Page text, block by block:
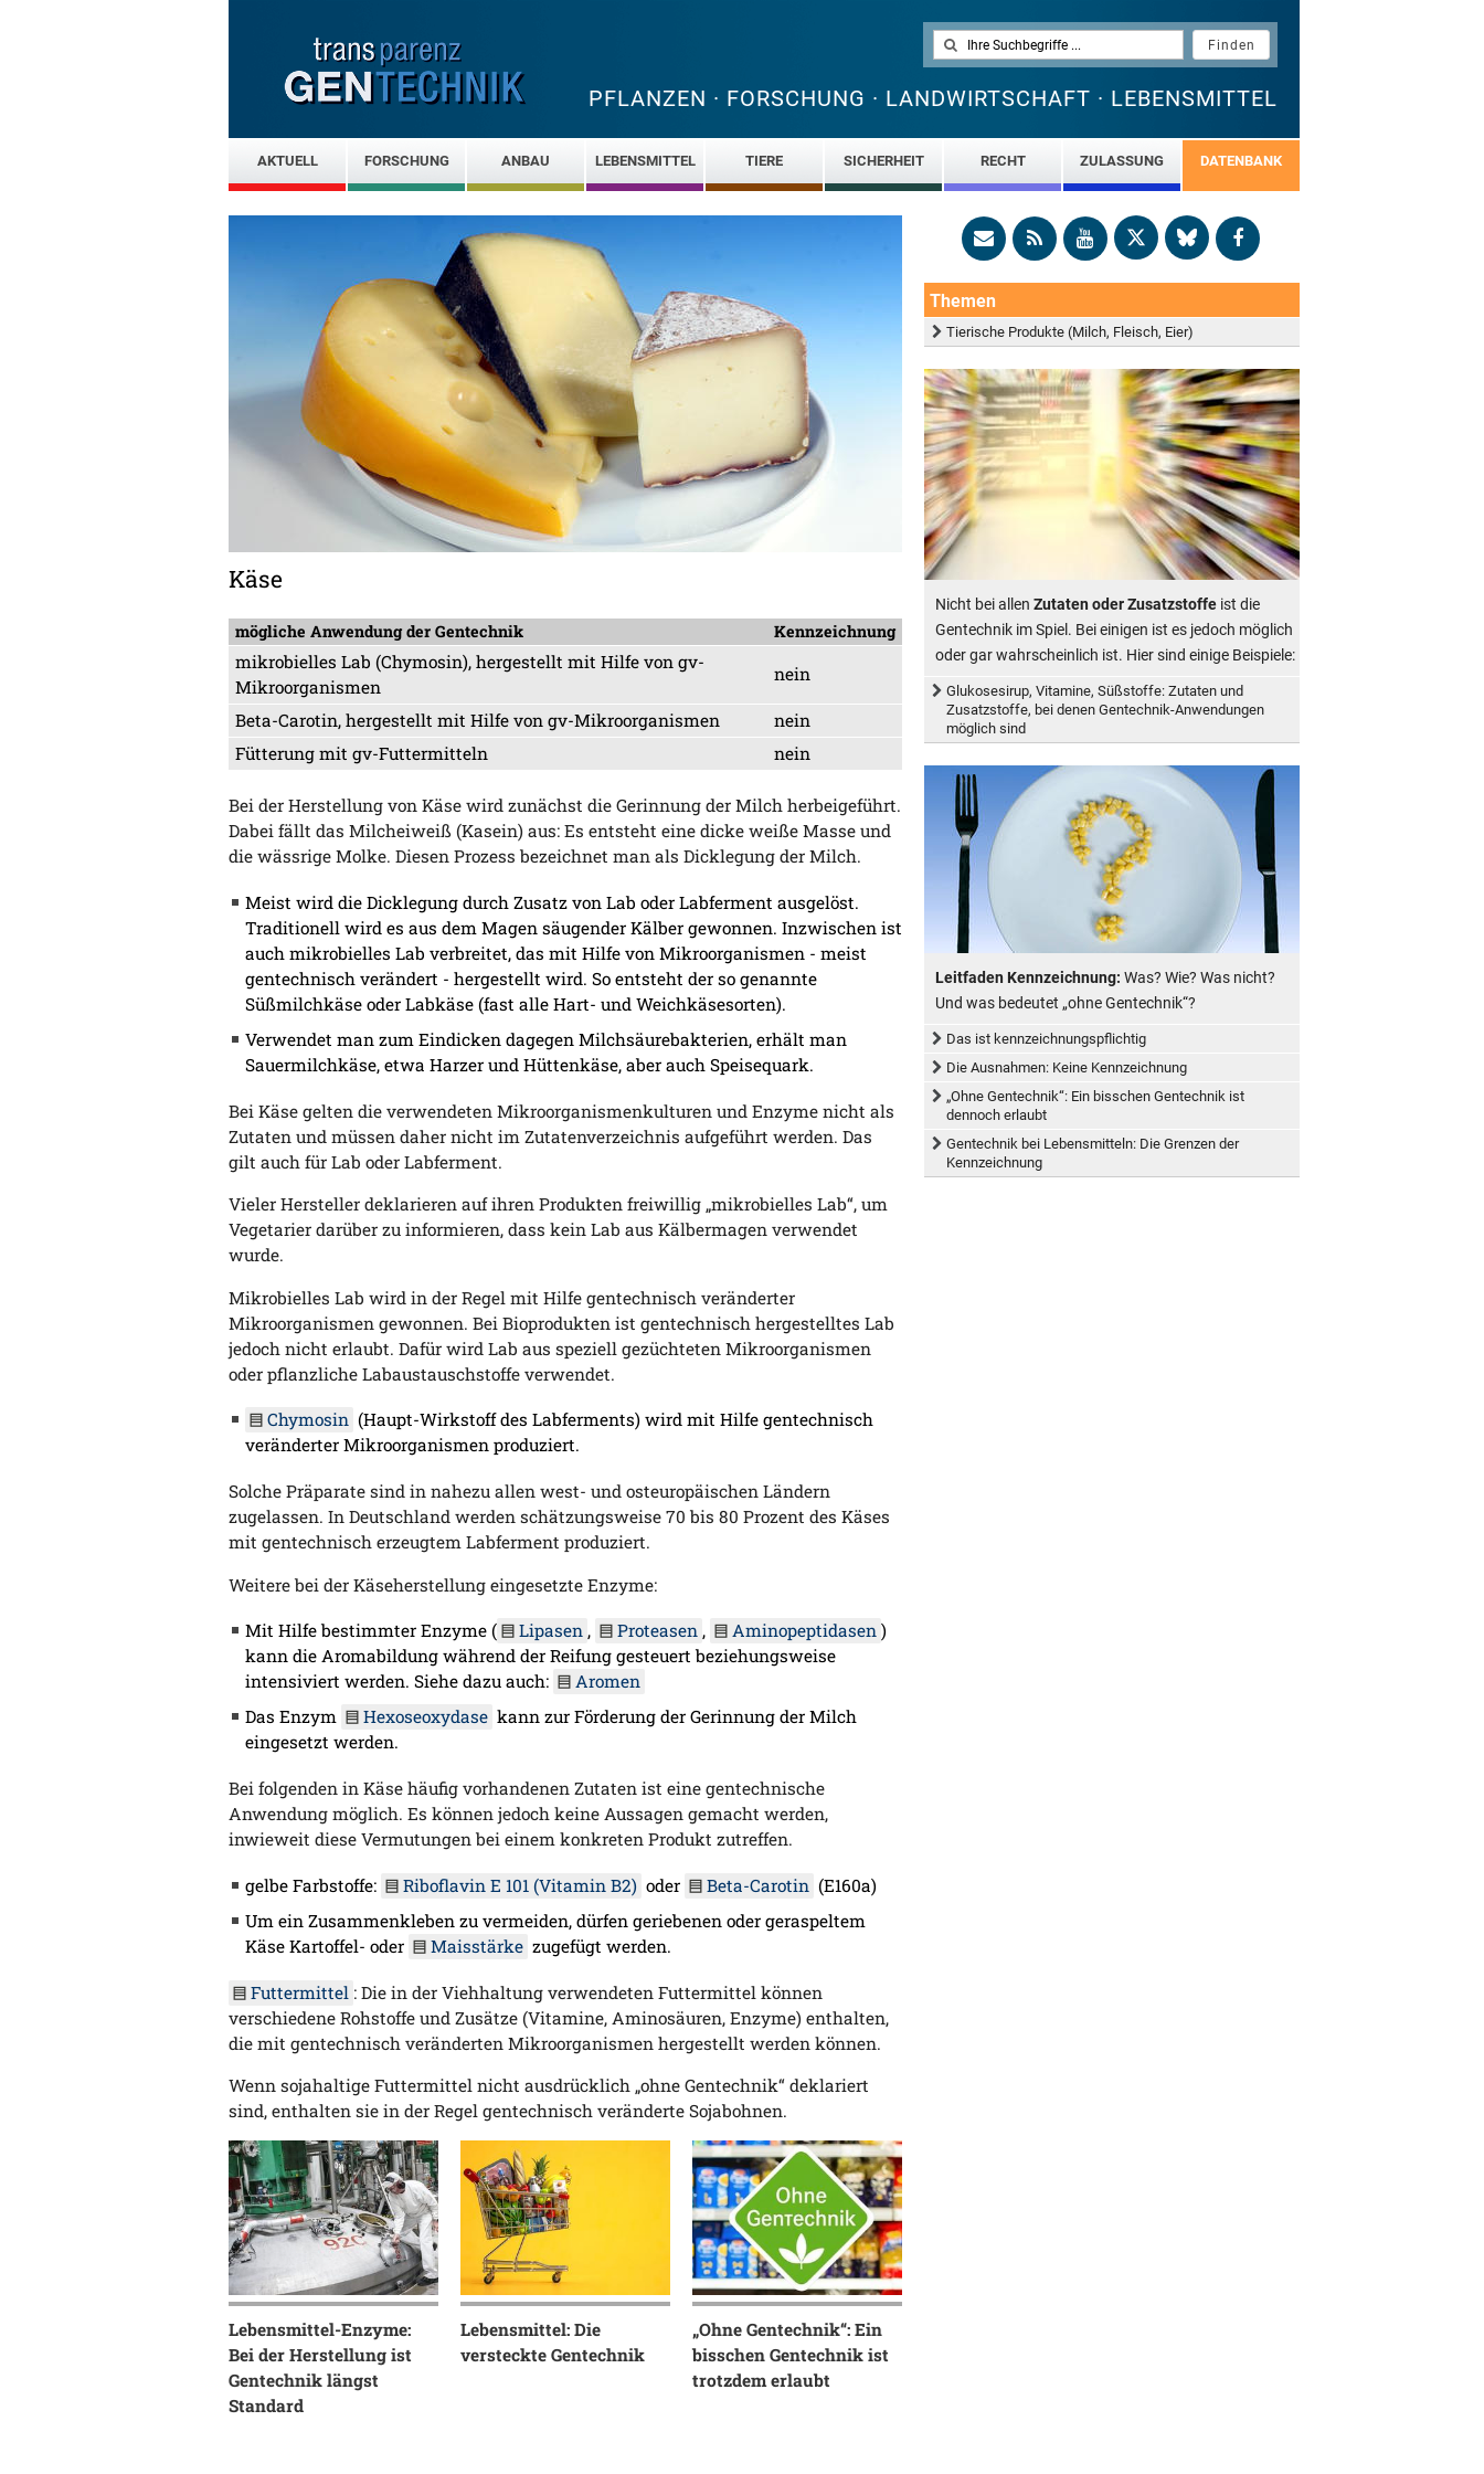
PFLANZEN · FORSCHUNG · LANDWIRTSCHAFT · LEBENSMITTEL
AKTUELL FORSCHUNG ANBAU LEBENSMITTEL TIERE SICHERHEIT RECHT ZULASSUNG DATENBANK
Käse
mögliche Anwendung der Gentechnik Kennzeichnung
mikrobielles Lab (Chymosin), hergestellt mit Hilfe von gv-
Mikroorganismen
nein
Beta-Carotin, hergestellt mit Hilfe von gv-Mikroorganismen
nein
Fütterung mit gv-Futtermitteln
nein
Bei der Herstellung von Käse wird zunächst die Gerinnung der Milch herbeigeführt.
Dabei fällt das Milcheiweiß (Kasein) aus: Es entsteht eine dicke weiße Masse und
die wässrige Molke. Diesen Prozess bezeichnet man als Dicklegung der Milch.
Meist wird die Dicklegung durch Zusatz von Lab oder Labferment ausgelöst.
Traditionell wird es aus dem Magen säugender Kälber gewonnen. Inzwischen ist
auch mikrobielles Lab verbreitet, das mit Hilfe von Mikroorganismen - meist
gentechnisch verändert - hergestellt wird. So entsteht der so genannte
Süßmilchkäse oder Labkäse (fast alle Hart- und Weichkäsesorten).
Verwendet man zum Eindicken dagegen Milchsäurebakterien, erhält man
Sauermilchkäse, etwa Harzer und Hüttenkäse, aber auch Speisequark.
Bei Käse gelten die verwendeten Mikroorganismenkulturen und Enzyme nicht als
Zutaten und müssen daher nicht im Zutatenverzeichnis aufgeführt werden. Das
gilt auch für Lab oder Labferment.
Vieler Hersteller deklarieren auf ihren Produkten freiwillig „mikrobielles Lab“, um
Vegetarier darüber zu informieren, dass kein Lab aus Kälbermagen verwendet
wurde.
Mikrobielles Lab wird in der Regel mit Hilfe gentechnisch veränderter
Mikroorganismen gewonnen. Bei Bioprodukten ist gentechnisch hergestelltes Lab
jedoch nicht erlaubt. Dafür wird Lab aus speziell gezüchteten Mikroorganismen
oder pflanzliche Labaustauschstoffe verwendet.
Chymosin (Haupt-Wirkstoff des Labferments) wird mit Hilfe gentechnisch
veränderter Mikroorganismen produziert.
Solche Präparate sind in nahezu allen west- und osteuropäischen Ländern
zugelassen. In Deutschland werden schätzungsweise 70 bis 80 Prozent des Käses
mit gentechnisch erzeugtem Labferment produziert.
Weitere bei der Käseherstellung eingesetzte Enzyme:
Mit Hilfe bestimmter Enzyme ( Lipasen , Proteasen , Aminopeptidasen )
kann die Aromabildung während der Reifung gesteuert beziehungsweise
intensiviert werden. Siehe dazu auch:
Aromen
Das Enzym
Hexoseoxydase kann zur Förderung der Gerinnung der Milch
eingesetzt werden.
Bei folgenden in Käse häufig vorhandenen Zutaten ist eine gentechnische
Anwendung möglich. Es können jedoch keine Aussagen gemacht werden,
inwieweit diese Vermutungen bei einem konkreten Produkt zutreffen.
gelbe Farbstoffe: Riboflavin E 101 (Vitamin B2) oder Beta-Carotin (E160a)
Um ein Zusammenkleben zu vermeiden, dürfen geriebenen oder geraspeltem
Käse Kartoffel- oder
Maisstärke zugefügt werden.
Futtermittel : Die in der Viehhaltung verwendeten Futtermittel können
verschiedene Rohstoffe und Zusätze (Vitamine, Aminosäuren, Enzyme) enthalten,
die mit gentechnisch veränderten Mikroorganismen hergestellt werden können.
Wenn sojahaltige Futtermittel nicht ausdrücklich „ohne Gentechnik“ deklariert
sind, enthalten sie in der Regel gentechnisch veränderte Sojabohnen.
Lebensmittel-Enzyme:
Bei der Herstellung ist
Gentechnik längst
Standard
Lebensmittel: Die
versteckte Gentechnik
„Ohne Gentechnik“: Ein
bisschen Gentechnik ist
trotzdem erlaubt
Themen
Tierische Produkte (Milch, Fleisch, Eier)
Nicht bei allen Zutaten oder Zusatzstoffe ist die
Gentechnik im Spiel. Bei einigen ist es jedoch möglich
oder gar wahrscheinlich ist. Hier sind einige Beispiele:
Glukosesirup, Vitamine, Süßstoffe: Zutaten und
Zusatzstoffe, bei denen Gentechnik-Anwendungen
möglich sind
Leitfaden Kennzeichnung: Was? Wie? Was nicht?
Und was bedeutet „ohne Gentechnik“?
Das ist kennzeichnungspflichtig
Die Ausnahmen: Keine Kennzeichnung
„Ohne Gentechnik“: Ein bisschen Gentechnik ist
dennoch erlaubt
Gentechnik bei Lebensmitteln: Die Grenzen der
Kennzeichnung